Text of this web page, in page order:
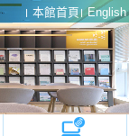
本館首頁 English